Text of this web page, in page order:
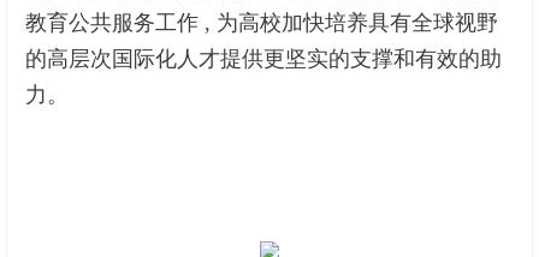
教育公共服务工作 , 为高校加快培养具有全球视野
的高层次国际化人才提供更坚实的支撑和有效的助
力。